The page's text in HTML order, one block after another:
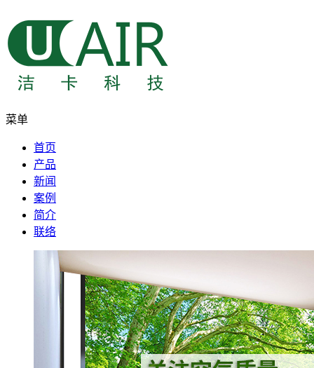
菜单
首页
产品
新闻
案例
简介
联络